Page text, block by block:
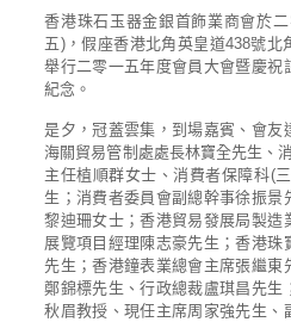
香港珠石玉器金銀首飾業商會於
五)，假座香港北角英皇道438號北
舉行二零一五年度會員大會暨慶祝
紀念。
是夕，冠蓋雲集，到場嘉賓、會友
海關貿易管制處處長林寶全先生、
主任植順群女士、消費者保障科(
生；消費者委員會副總幹事徐振景
黎迪珊女士；香港貿易發展局製造
展覽項目經理陳志豪先生；香港珠
先生；香港鐘表業總會主席張繼東
鄭錦標先生、行政總裁盧琪昌先生
秋眉教授、現任主席周家強先生、